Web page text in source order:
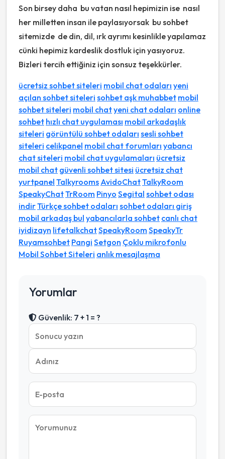
Son birsey daha bu vatan nasıl hepimizin ise nasıl
her milletten insan ile paylasıyorsak bu sohbet
sitemizde de din, dil, ırk ayrımı kesinlikle yapılamaz
cünki hepimiz kardeslik dostluk için yasıyoruz.
Bizleri tercih ettiğiniz için sonsuz teşekkürler.
ücretsiz sohbet siteleri mobil chat odaları yeni
açılan sohbet siteleri sohbet aşk muhabbet mobil
sohbet siteleri mobil chatyeni chat odaları online
sohbet hızlı chat uygulaması mobil arkadaşlık
siteleri görüntülü sohbet odaları sesli sohbet
siteleri celikpanel mobil chat forumları yabancı
chat siteleri mobil chat uygulamaları ücretsiz
mobil chat güvenli sohbet sitesi ücretsiz chat
yurtpanel Talkyrooms AvidoChatTalkyRoom
SpeakyChatTrRoom Pinyo Segital sohbet odası
indirTürkçe sohbet odaları sohbet odaları giriş
mobil arkadaş bul yabancılarla sohbet canlı chat
iyidizayn lifetalkchatSpeakyRoom SpeakyTr
Ruyamsohbet Pangi Setgon Çoklu mikrofonlu
Mobil Sohbet Siteleri anlık mesajlaşma
Yorumlar
Güvenlik: 7 + 1 = ?